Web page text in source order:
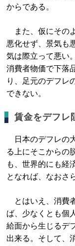
からである。
また、仮にその
悪化せず、景気も
気は際立って悪い
消費者物価で下落
り、足元のデフレ
できない。
賃金をデフレ
日本のデフレの
る上にそこからの
も、世界的にも経
となれば、なおさ
とはいえ、消費
ば、少なくとも個
給面から生じるデ
出来る。そして、